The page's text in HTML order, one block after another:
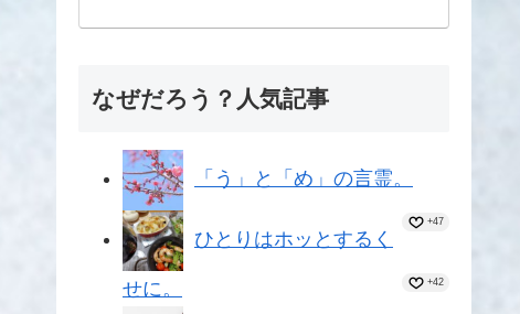
なぜだろう？人気記事
「う」と「め」の言霊。
+47
ひとりはホッとするく
せに。 +42